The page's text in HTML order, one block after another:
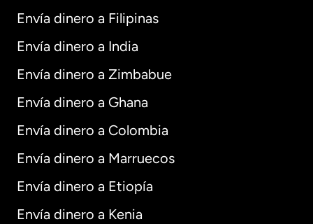
Envía dinero a Filipinas
Envía dinero a India
Envía dinero a Zimbabue
Envía dinero a Ghana
Envía dinero a Colombia
Envía dinero a Marruecos
Envía dinero a Etiopía
Envía dinero a Kenia